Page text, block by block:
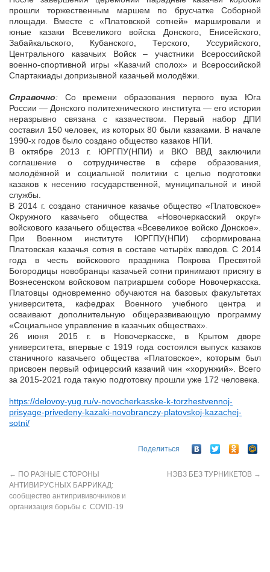
прошли торжественным маршем по брусчатке Соборной
площади. Вместе с «Платовской сотней» маршировали и
юные казаки Всевеликого войска Донского, Енисейского,
Забайкальского, Кубанского, Терского, Уссурийского,
Центрального казачьих Войск – участники Всероссийской
военно-спортивной игры «Казачий сполох» и Всероссийской
Спартакиады допризывной казачьей молодёжи.
Справочно: Со времени образования первого вуза Юга
России — Донского политехнического института — его история
неразрывно связана с казачеством. Первый набор ДПИ
составил 150 человек, из которых 80 были казаками. В начале
1990-х годов было создано общество казаков НПИ.
В октябре 2013 г. ЮРГПУ(НПИ) и ВКО ВВД заключили
соглашение о сотрудничестве в сфере образования,
молодёжной и социальной политики с целью подготовки
казаков к несению государственной, муниципальной и иной
службы.
В 2014 г. создано станичное казачье общество «Платовское»
Окружного казачьего общества «Новочеркасский округ»
войскового казачьего общества «Всевеликое войско Донское».
При Военном институте ЮРГПУ(НПИ) сформирована
Платовская казачья сотня в составе четырёх взводов. С 2014
года в честь войскового праздника Покрова Пресвятой
Богородицы новобранцы казачьей сотни принимают присягу в
Вознесенском войсковом патриаршем соборе Новочеркасска.
Платовцы одновременно обучаются на базовых факультетах
университета, кафедрах Военного учебного центра и
осваивают дополнительную общеразвивающую программу
«Социальное управление в казачьих обществах».
26 июня 2015 г. в Новочеркасске, в Крытом дворе
университета, впервые с 1919 года состоялся выпуск казаков
станичного казачьего общества «Платовское», которым был
присвоен первый офицерский казачий чин «хорунжий». Всего
за 2015-2021 года такую подготовку прошли уже 172 человека.
https://delovoy-yug.ru/v-novocherkasske-k-torzhestvennoj-
prisyage-privedeny-kazaki-novobranczy-platovskoj-kazachej-
sotni/
Поделиться
← ПО РАЗНЫЕ СТОРОНЫ
АНТИВИРУСНЫХ БАРРИКАД:
сообщество антипрививочников и
организация борьбы с COVID-19
НЭВЗ БЕЗ ТУРНИКЕТОВ →